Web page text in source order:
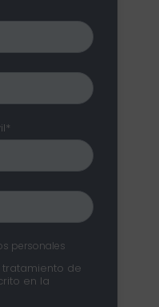
personales
de
en la